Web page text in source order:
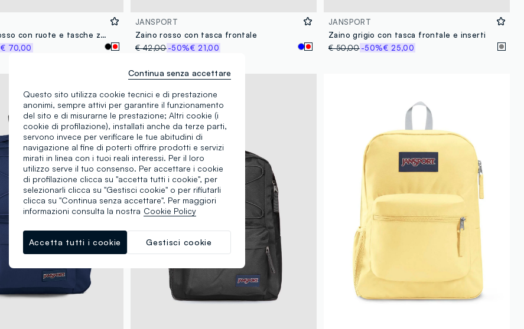
Zaino trolley rosso con ruote e tasche zip
€ 70,00
JANSPORT
Zaino rosso con tasca frontale
€ 42,00-50%€ 21,00
JANSPORT
Zaino grigio con tasca frontale e inserti
€ 50,00-50%€ 25,00
Questo sito utilizza cookie tecnici e di prestazione
anonimi, sempre attivi per garantire il funzionamento
del sito e di misurarne le prestazione; Altri cookie (i
cookie di profilazione), installati anche da terze parti,
servono invece per verificare le tue abitudini di
navigazione al fine di poterti offrire prodotti e servizi
mirati in linea con i tuoi reali interessi. Per il loro
utilizzo serve il tuo consenso. Per accettare i cookie
di profilazione clicca su "accetta tutti i cookie", per
selezionarli clicca su "Gestisci cookie" o per rifiutarli
clicca su "Continua senza accettare". Per maggiori
informazioni consulta la nostra Cookie Policy
Gestisci cookie
Accetta tutti i cookie
Continua senza accettare